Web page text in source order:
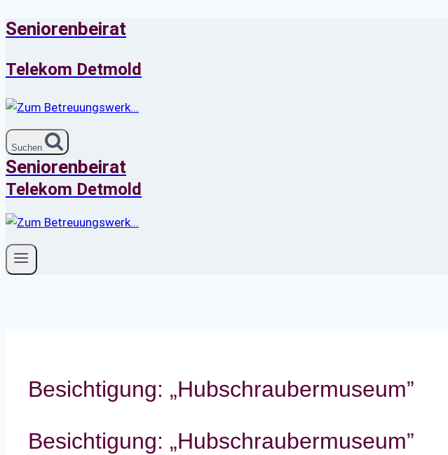
Zum
springen
Seniorenbeirat
Telekom Detmold
Suchen
Seniorenbeirat
Telekom Detmold
Besichtigung: „Hubschraubermuseum”
Besichtigung: „Hubschraubermuseum”